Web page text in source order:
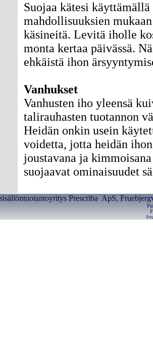
Suojaa kätesi käyttämällä
mahdollisuuksien
käsineitä. Levitä iholle
monta kertaa päivässä.
ehkäistä ihon
Vanhukset
Vanhusten iho yleensä
talirauhasten tuotannon
Heidän onkin usein
voidetta, jotta heidän
joustavana ja kimmoisana
suojaavat ominaisuudet
Prescriba ApS,